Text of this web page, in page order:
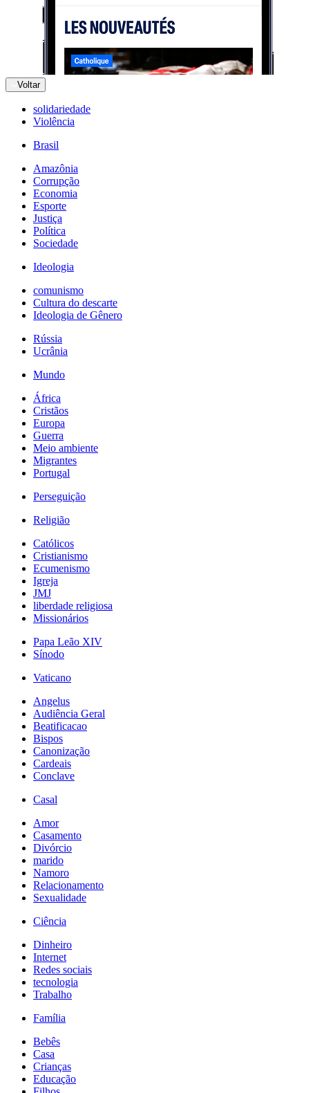
Voltar
solidariedade
Violência
Brasil
Amazônia
Corrupção
Economia
Esporte
Justiça
Política
Sociedade
Ideologia
comunismo
Cultura do descarte
Ideologia de Gênero
Rússia
Ucrânia
Mundo
África
Cristãos
Europa
Guerra
Meio ambiente
Migrantes
Portugal
Perseguição
Religião
Católicos
Cristianismo
Ecumenismo
Igreja
JMJ
liberdade religiosa
Missionários
Papa Leão XIV
Sínodo
Vaticano
Angelus
Audiência Geral
Beatificacao
Bispos
Canonização
Cardeais
Conclave
Casal
Amor
Casamento
Divórcio
marido
Namoro
Relacionamento
Sexualidade
Ciência
Dinheiro
Internet
Redes sociais
tecnologia
Trabalho
Família
Bebês
Casa
Crianças
Educação